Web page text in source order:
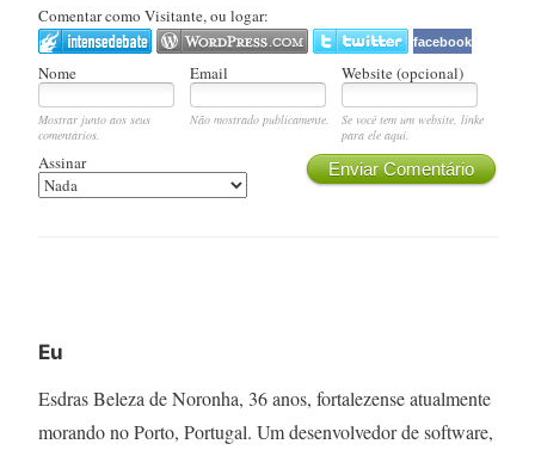
Comentar como Visitante, ou logar:
facebook
Nome Email Website (opcional)
Mostrar junto aos seus
comentários.
Não mostrado publicamente.
Se você tem um website, linke
para ele aqui.
Enviar Comentário
Assinar
Eu
Esdras Beleza de Noronha, 36 anos, fortalezense atualmente
morando no Porto, Portugal. Um desenvolvedor de software,